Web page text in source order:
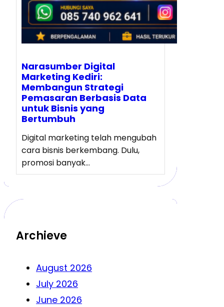
Narasumber Digital
Marketing Kediri:
Membangun Strategi
Pemasaran Berbasis Data
untuk Bisnis yang
Bertumbuh
Digital marketing telah mengubah
cara bisnis berkembang. Dulu,
promosi banyak…
Archieve
August 2026
July 2026
June 2026